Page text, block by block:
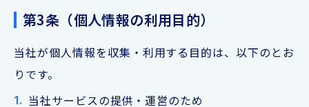
第3条（個人情報の利用目的）
当社が個人情報を収集・利用する目的は、以下のとお
りです。
当社サービスの提供・運営のため